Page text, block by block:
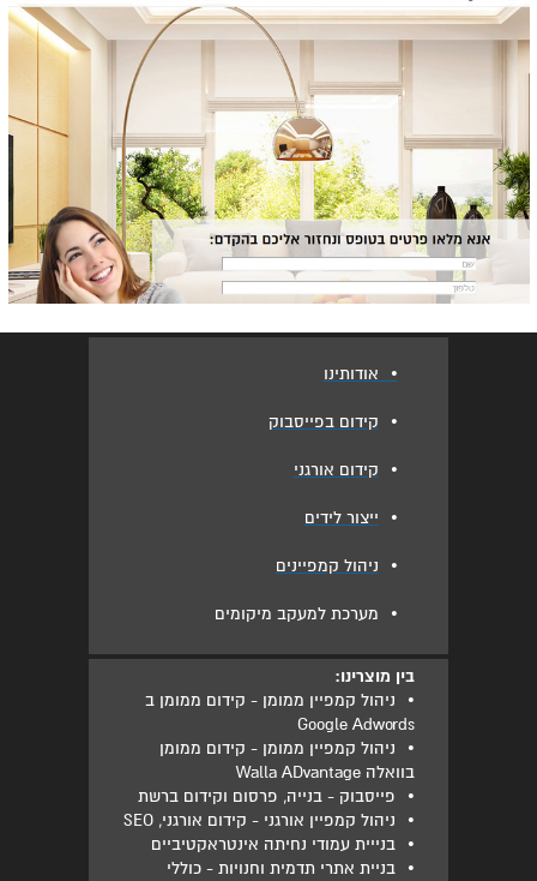
בין מוצרינו:
•
ניהול קמפיין ממומן - קידום ממומן ב
Google Adwords
•
ניהול קמפיין ממומן - קידום ממומן
בוואלה Walla ADvantage
• פייסבוק - בנייה, פרסום וקידום ברשת
• ניהול קמפיין אורגני - קידום אורגני, SEO
• בנייית עמודי נחיתה אינטראקטיביים
•
בניית אתרי תדמית וחנויות - כוללי
• אודותינו
• קידום בפייסבוק
• קידום אורגני
• ייצור לידים
• ניהול קמפיינים
• מערכת למעקב מיקומים